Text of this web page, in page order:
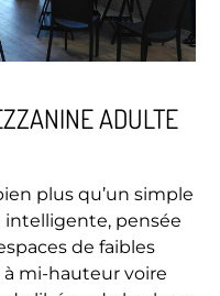
ADULTE
plus qu’un simple
intelligente, pensée
de faibles
mi-hauteur voire